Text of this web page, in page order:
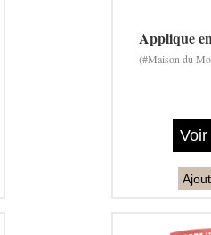
Applique
(#Maison du